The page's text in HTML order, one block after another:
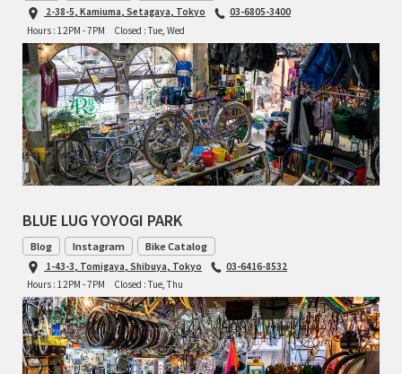
2-38-5, Kamiuma, Setagaya, Tokyo
03-6805-3400
Hours : 12PM - 7PM
Closed : Tue, Wed
BLUE LUG YOYOGI PARK
Blog Instagram Bike Catalog
1-43-3, Tomigaya, Shibuya, Tokyo
03-6416-8532
Hours : 12PM - 7PM
Closed : Tue, Thu